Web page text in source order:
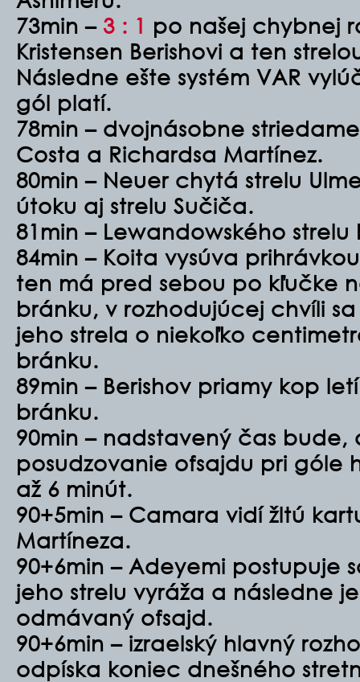
73min – 3 : 1 po našej chybnej
Kristensen Berishovi a ten
Následne ešte systém VAR
gól platí.
78min – dvojnásobne
Costa a Richardsa Martínez.
80min – Neuer chytá strelu
útoku aj strelu Sučiča.
81min – Lewandowského
84min – Koita vysúva
ten má pred sebou po kľučke
bránku, v rozhodujúcej chvíli
jeho strela o niekoľko
bránku.
89min – Berishov priamy kop
bránku.
90min – nadstavený čas bude,
posudzovanie ofsajdu pri góle
až 6 minút.
90+5min – Camara vidí žltú
Martíneza.
90+6min – Adeyemi postupuje
jeho strelu vyráža a následne
odmávaný ofsajd.
90+6min – izraelský hlavný
odpíska koniec dnešného